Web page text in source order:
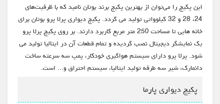
این پکیج را می‌توان از بهترین پکیج برند بوتان نامید که با ظرفیت‌های
24، 28 و 32 کیلوواتی تولید می گردد. پکیج دیواری پرلا پرو بوتان برای
خانه‌ هایی تا مساحت 250 متر مربع کاربرد دارند. بر روی پکیج پرلا پرو
یک نمایشگر دیجیتال نصب گردیده و تمام قطعات آن در ایتالیا تولید می
شود. پرلا پرو دارای سیستم هواگیری خودکار، پمپ سه سرعته ساخت
دانمارک، شیر سه طرفه تولید ایتالیا، سیستم احتراق و... است.
پکیج دیواری پارما